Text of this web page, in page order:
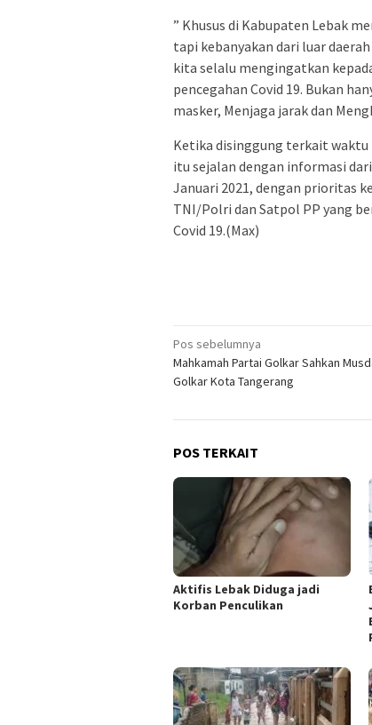
” Khusus di Kabupaten Lebak
tapi kebanyakan dari luar
kita selalu mengingatkan
pencegahan Covid 19. Bukan
masker, Menjaga jarak dan
Ketika disinggung terkait waktu
itu sejalan dengan informasi
Januari 2021, dengan prioritas
TNI/Polri dan Satpol PP yang
Covid 19.(Max)
Navigasi
pos
Pos sebelumnya
Mahkamah Partai Golkar Sahkan
Golkar Kota Tangerang
POS TERKAIT
Aktifis Lebak Diduga jadi
Korban Penculikan